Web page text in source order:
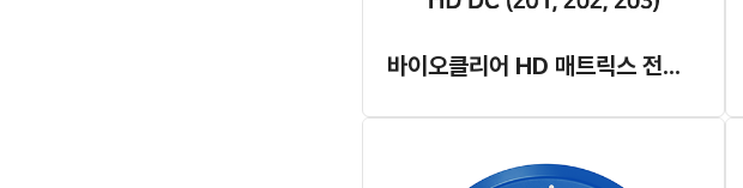
바이오클리어 HD 매트릭스 전치부용 리필 (25EA)